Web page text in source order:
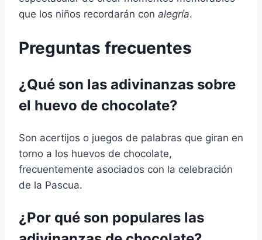
que los niños recordarán con alegría.
Preguntas frecuentes
¿Qué son las adivinanzas sobre
el huevo de chocolate?
Son acertijos o juegos de palabras que giran en
torno a los huevos de chocolate,
frecuentemente asociados con la celebración
de la Pascua.
¿Por qué son populares las